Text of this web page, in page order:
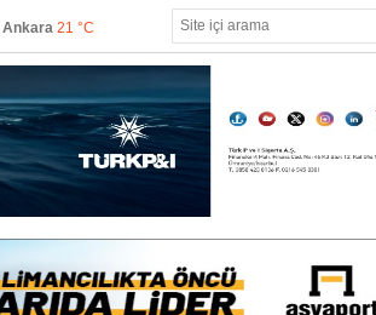
Ankara 21 °C
Antalya25 °C
Muğla 24 °C
Çanakkale 24 °C